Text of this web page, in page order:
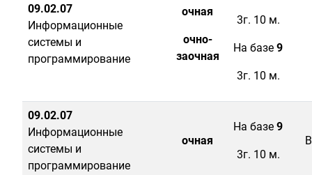
09.02.07
Информационные
системы и
программирование
очная
очно-
заочная
3г. 10 м.
На базе 9
3г. 10 м.
09.02.07
Информационные
системы и
программирование
очная
На базе 9
3г. 10 м.